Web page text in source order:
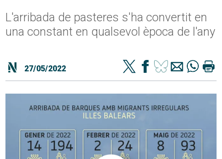
L'arribada de pasteres s'ha convertit en
una constant en qualsevol època de l'any
27/05/2022